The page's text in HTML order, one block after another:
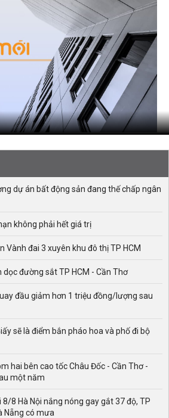
dự án bất động sản đang thế chấp ngân
không phải hết giá trị
Vành đai 3 xuyên khu đô thị TP HCM
đường sắt TP HCM - Cần Thơ
đầu giảm hơn 1 triệu đồng/lượng sau
sẽ là điểm bắn pháo hoa và phố đi bộ
hai bên cao tốc Châu Đốc - Cần Thơ -
một năm
8 Hà Nội nắng nóng gay gắt 37 độ, TP
Nẵng có mưa